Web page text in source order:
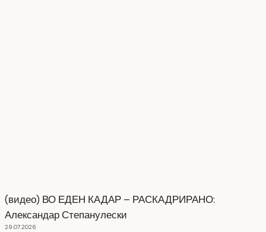
(видео) ВО ЕДЕН КАДАР – РАСКАДРИРАНО:
Александар Степанулески
29.07.2026